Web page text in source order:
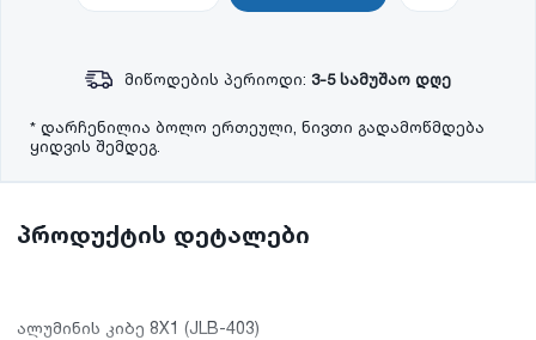
მიწოდების პერიოდი: 3-5 სამუშაო დღე
* დარჩენილია ბოლო ერთეული, ნივთი გადამოწმდება
ყიდვის შემდეგ.
პროდუქტის დეტალები
ალუმინის კიბე 8X1 (JLB-403)